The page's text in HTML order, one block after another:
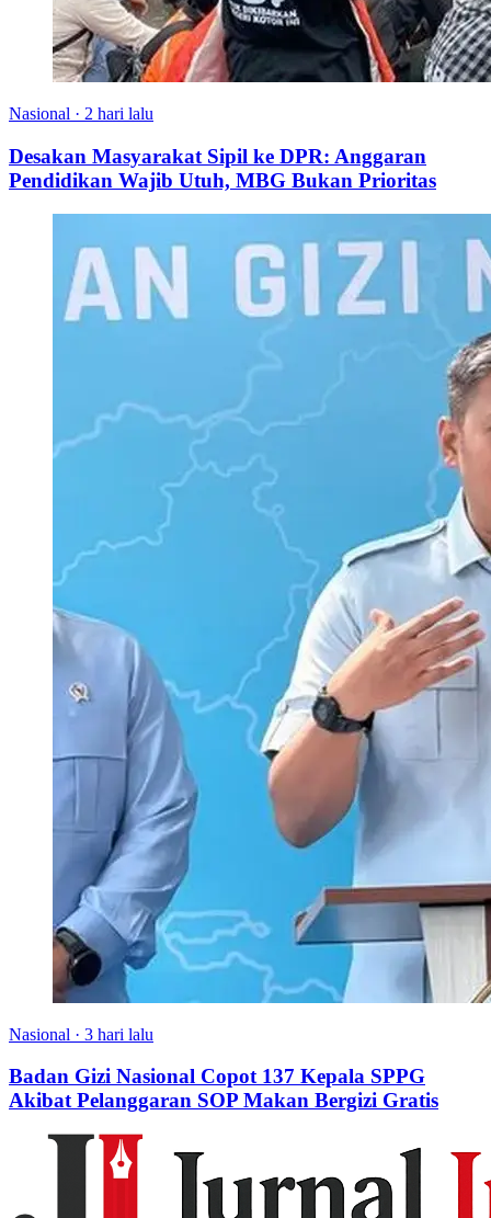
Nasional · 2 hari lalu
Desakan Masyarakat Sipil ke DPR: Anggaran
Pendidikan Wajib Utuh, MBG Bukan Prioritas
Nasional · 3 hari lalu
Badan Gizi Nasional Copot 137 Kepala SPPG
Akibat Pelanggaran SOP Makan Bergizi Gratis